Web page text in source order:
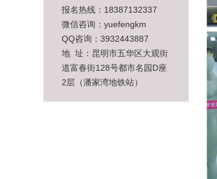
报名热线：18387132337
微信咨询：yuefengkm
QQ咨询：3932443887
地 址：昆明市五华区大观街
道富春街128号都市名园D座
2层（潘家湾地铁站）